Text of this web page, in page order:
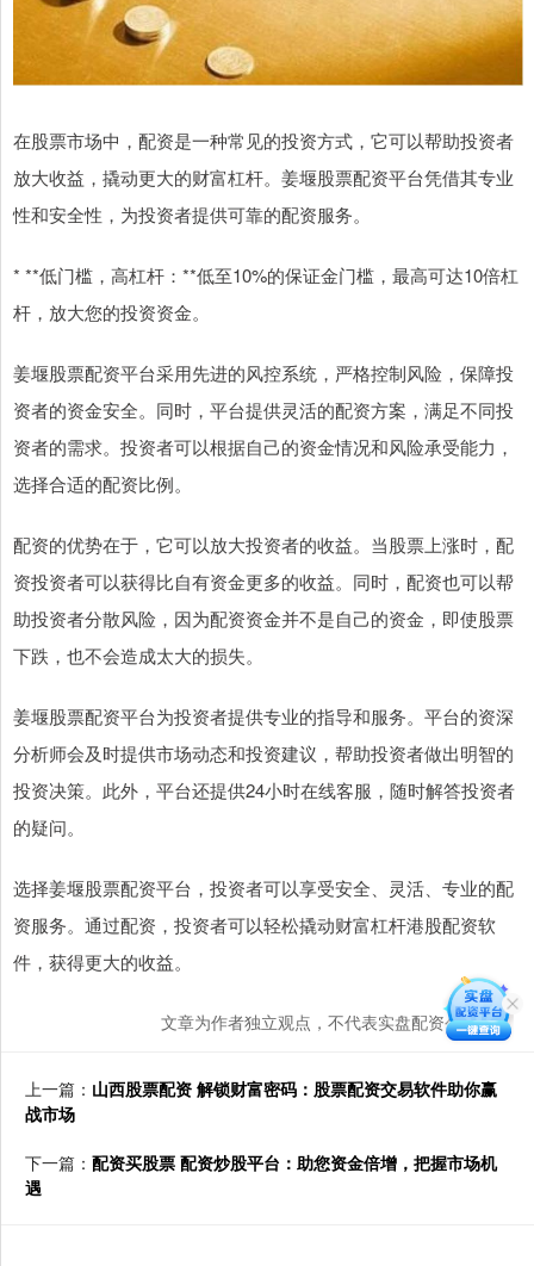
在股票市场中，配资是一种常见的投资方式，它可以帮助投资者
放大收益，撬动更大的财富杠杆。姜堰股票配资平台凭借其专业
性和安全性，为投资者提供可靠的配资服务。
* **低门槛，高杠杆：**低至10%的保证金门槛，最高可达10倍杠
杆，放大您的投资资金。
姜堰股票配资平台采用先进的风控系统，严格控制风险，保障投
资者的资金安全。同时，平台提供灵活的配资方案，满足不同投
资者的需求。投资者可以根据自己的资金情况和风险承受能力，
选择合适的配资比例。
配资的优势在于，它可以放大投资者的收益。当股票上涨时，配
资投资者可以获得比自有资金更多的收益。同时，配资也可以帮
助投资者分散风险，因为配资资金并不是自己的资金，即使股票
下跌，也不会造成太大的损失。
姜堰股票配资平台为投资者提供专业的指导和服务。平台的资深
分析师会及时提供市场动态和投资建议，帮助投资者做出明智的
投资决策。此外，平台还提供24小时在线客服，随时解答投资者
的疑问。
选择姜堰股票配资平台，投资者可以享受安全、灵活、专业的配
资服务。通过配资，投资者可以轻松撬动财富杠杆港股配资软
件，获得更大的收益。
文章为作者独立观点，不代表实盘配资公司观点
上一篇： 山西股票配资 解锁财富密码：股票配资交易软件助你赢
战市场
下一篇： 配资买股票 配资炒股平台：助您资金倍增，把握市场机
遇